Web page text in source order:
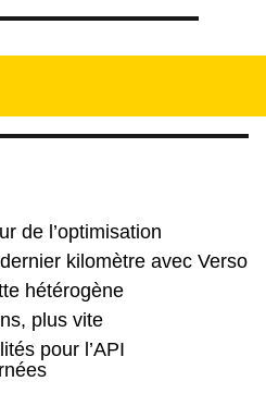
de l’optimisation
kilomètre avec Verso
hétérogène
plus vite
pour l’API